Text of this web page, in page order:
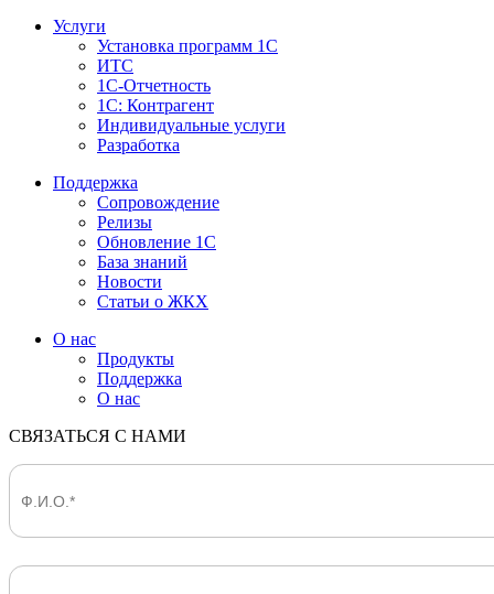
Услуги
Установка программ 1С
ИТС
1С-Отчетность
1С: Контрагент
Индивидуальные услуги
Разработка
Поддержка
Сопровождение
Релизы
Обновление 1С
База знаний
Новости
Статьи о ЖКХ
О нас
Продукты
Поддержка
О нас
СВЯЗАТЬСЯ С НАМИ